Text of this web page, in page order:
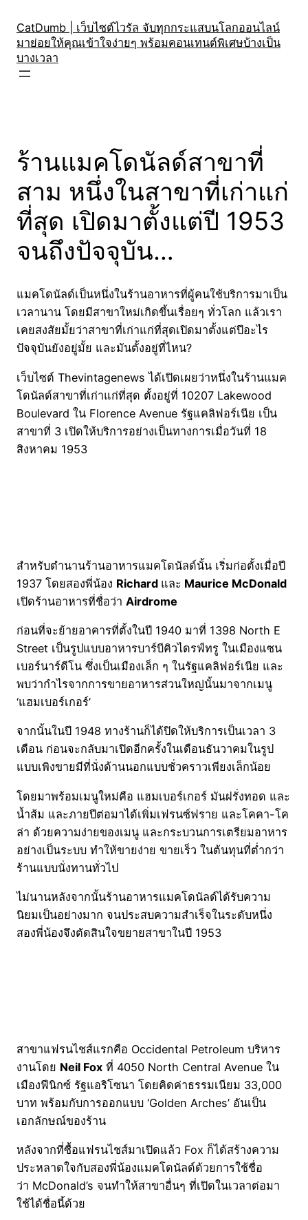
content
CatDumb | เว็บไซต์ไวรัล จับทุกกระแสบนโลกออนไลน์
มาย่อยให้คุณเข้าใจง่ายๆ พร้อมคอนเทนต์พิเศษบ้างเป็น
บางเวลา
ร้านแมคโดนัลด์สาขาที่
สาม หนึ่งในสาขาที่เก่าแก่
ที่สุด เปิดมาตั้งแต่ปี 1953
จนถึงปัจจุบัน…
แมคโดนัลด์เป็นหนึ่งในร้านอาหารที่ผู้คนใช้บริการมาเป็น
เวลานาน โดยมีสาขาใหม่เกิดขึ้นเรื่อยๆ ทั่วโลก แล้วเรา
เคยสงสัยมั้ยว่าสาขาที่เก่าแก่ที่สุดเปิดมาตั้งแต่ปีอะไร
ปัจจุบันยังอยู่มั้ย และมันตั้งอยู่ที่ไหน?
เว็บไซต์ Thevintagenews ได้เปิดเผยว่าหนึ่งในร้านแมค
โดนัลด์สาขาที่เก่าแก่ที่สุด ตั้งอยู่ที่ 10207 Lakewood
Boulevard ใน Florence Avenue รัฐแคลิฟอร์เนีย เป็น
สาขาที่ 3 เปิดให้บริการอย่างเป็นทางการเมื่อวันที่ 18
สิงหาคม 1953
สำหรับตำนานร้านอาหารแมคโดนัลด์นั้น เริ่มก่อตั้งเมื่อปี ​
1937 โดยสองพี่น้อง Richard และ Maurice McDonald
เปิดร้านอาหารที่ชื่อว่า Airdrome
ก่อนที่จะย้ายอาคารที่ตั้งในปี 1940 มาที่ 1398 North E
Street เป็นรูปแบบอาหารบาร์บีคิวไดรฟ์ทรู ในเมืองแซน
เบอร์นาร์ดีโน ซึ่งเป็นเมืองเล็ก ๆ ในรัฐแคลิฟอร์เนีย และ
พบว่ากำไรจากการขายอาหารส่วนใหญ่นั้นมาจากเมนู
‘แฮมเบอร์เกอร์’
จากนั้นในปี 1948 ทางร้านก็ได้ปิดให้บริการเป็นเวลา 3
เดือน ก่อนจะกลับมาเปิดอีกครั้งในเดือนธันวาคมในรูป
แบบเพิงขายมีที่นั่งด้านนอกแบบชั่วคราวเพียงเล็กน้อย
โดยมาพร้อมเมนูใหม่คือ แฮมเบอร์เกอร์ มันฝรั่งทอด และ
น้ำส้ม และภายปีต่อมาได้เพิ่มเฟรนซ์ฟราย และโคคา-โค
ล่า ด้วยความง่ายของเมนู และกระบวนการเตรียมอาหาร
อย่างเป็นระบบ ทำให้ขายง่าย ขายเร็ว ในต้นทุนที่ต่ำกว่า
ร้านแบบนั่งทานทั่วไป
ไม่นานหลังจากนั้นร้านอาหารแมคโดนัลด์ได้รับความ
นิยมเป็นอย่างมาก จนประสบความสำเร็จในระดับหนึ่ง
สองพี่น้องจึงตัดสินใจขยายสาขาในปี 1953
สาขาแฟรนไชส์แรกคือ Occidental Petroleum บริหาร
งานโดย Neil Fox ที่ 4050 North Central Avenue ใน
เมืองฟีนิกซ์ รัฐแอริโซนา โดยคิดค่าธรรมเนียม 33,000
บาท พร้อมกับการออกแบบ ‘Golden Arches’ อันเป็น
เอกลักษณ์ของร้าน
หลังจากที่ซื้อแฟรนไชส์มาเปิดแล้ว Fox ก็ได้สร้างความ
ประหลาดใจกับสองพี่น้องแมคโดนัลด์ด้วยการใช้ชื่อ
ว่า McDonald’s จนทำให้สาขาอื่นๆ ที่เปิดในเวลาต่อมา
ใช้ได้ชื่อนี้ด้วย